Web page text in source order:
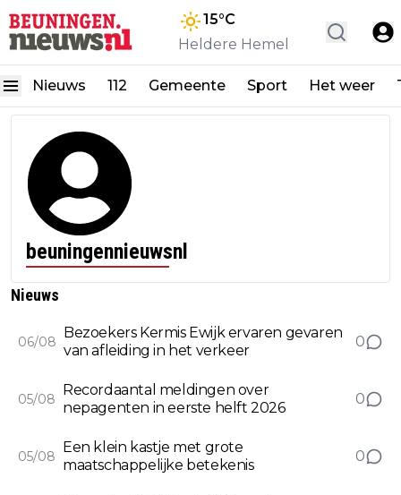
15°C
Heldere Hemel
Nieuws 112 Gemeente Sport Het weer
beuningennieuwsnl
Nieuws
06/08
Bezoekers Kermis Ewijk ervaren gevaren
van afleiding in het verkeer
0
05/08
Recordaantal meldingen over
nepagenten in eerste helft 2026
0
05/08
Een klein kastje met grote
maatschappelijke betekenis
0